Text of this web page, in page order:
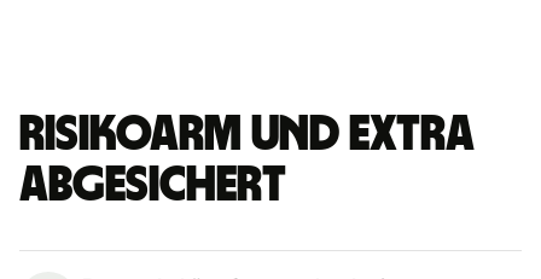
Risikoarm und extra
abgesichert